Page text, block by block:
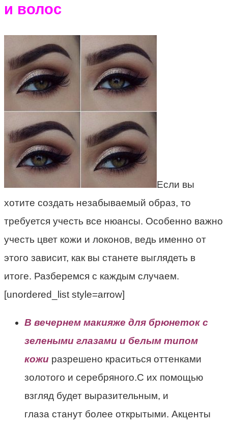
и волос
Если вы
хотите создать незабываемый образ, то
требуется учесть все нюансы. Особенно важно
учесть цвет кожи и локонов, ведь именно от
этого зависит, как вы станете выглядеть в
итоге. Разберемся с каждым случаем.
[unordered_list style=arrow]
В вечернем макияже для брюнеток с
зелеными глазами и белым типом
кожи разрешено краситься оттенками
золотого и серебряного.С их помощью
взгляд будет выразительным, и
глаза станут более открытыми. Акценты